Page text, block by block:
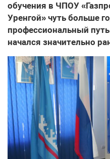
обучения в ЧПОУ
Уренгой» чуть больше
профессиональный
начался значительно